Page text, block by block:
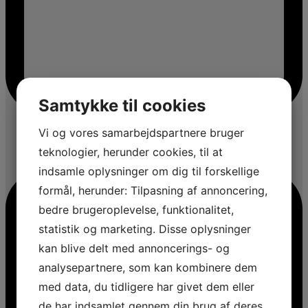
Samtykke til cookies
Vi og vores samarbejdspartnere bruger
teknologier, herunder cookies, til at
indsamle oplysninger om dig til forskellige
formål, herunder: Tilpasning af annoncering,
bedre brugeroplevelse, funktionalitet,
statistik og marketing. Disse oplysninger
kan blive delt med annoncerings- og
analysepartnere, som kan kombinere dem
med data, du tidligere har givet dem eller